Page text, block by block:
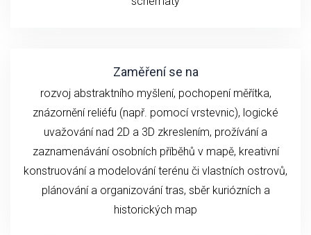
Zaměření se na
rozvoj abstraktního myšlení, pochopení měřítka,
znázornění reliéfu (např. pomocí vrstevnic), logické
uvažování nad 2D a 3D zkreslením, prožívání a
zaznamenávání osobních příběhů v mapě, kreativní
konstruování a modelování terénu či vlastních ostrovů,
plánování a organizování tras, sběr kuriózních a
historických map